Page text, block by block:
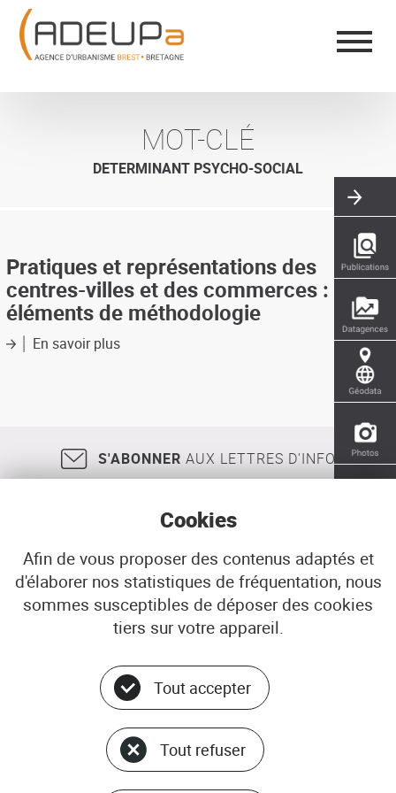
Aller
contenu
principal
MOT-CLÉ
DETERMINANT PSYCHO-SOCIAL
Pratiques et représentations des
centres-villes et des commerces :
éléments de méthodologie
En savoir plussur
villes
et
des
de
méthodologie
S'ABONNER AUX LETTRES D'INFO
18, rue Jean Jaurès 29200 BREST
02 98 33 51 71
CONTACT
© ADEUPa
PLAN DU SITE
DONNÉES PERSONNELLES
GÉRER LES COOKIES
Panneau de gestion des cookies
Cookies
Afin de vous proposer des contenus adaptés et
d'élaborer nos statistiques de fréquentation, nous
sommes susceptibles de déposer des cookies
tiers sur votre appareil.
Tout accepter
Tout refuser